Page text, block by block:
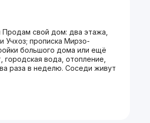
свой дом: два этажа,
Учхоз; прописка Мирзо-
большого дома или ещё
городская вода, отопление,
раза в неделю. Соседи живут